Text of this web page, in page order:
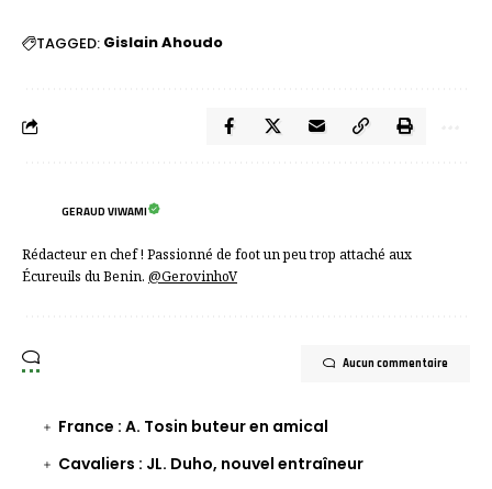
TAGGED: Gislain Ahoudo
GERAUD VIWAMI
Rédacteur en chef ! Passionné de foot un peu trop attaché aux
Écureuils du Benin. @GerovinhoV
Aucun commentaire
France : A. Tosin buteur en amical
Cavaliers : JL. Duho, nouvel entraîneur